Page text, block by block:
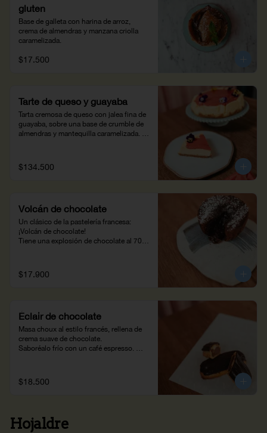
gluten
Base de galleta con harina de arroz,
crema de almendras y manzana criolla
caramelizada.
$17.500
Tarte de queso y guayaba
Tarta cremosa de queso con jalea fina de
guayaba, sobre una base de crumble de
almendras y mantequilla caramelizada.
$134.500
Volcán de chocolate
Un clásico de la pastelería francesa:
¡Volcán de chocolate!
Tiene una explosión de chocolate al 70%
$17.900
Éclair de chocolate
Masa choux al estilo francés, rellena de
crema suave de chocolate.
Saboréalo frío con un café espresso.
$18.500
Hojaldre